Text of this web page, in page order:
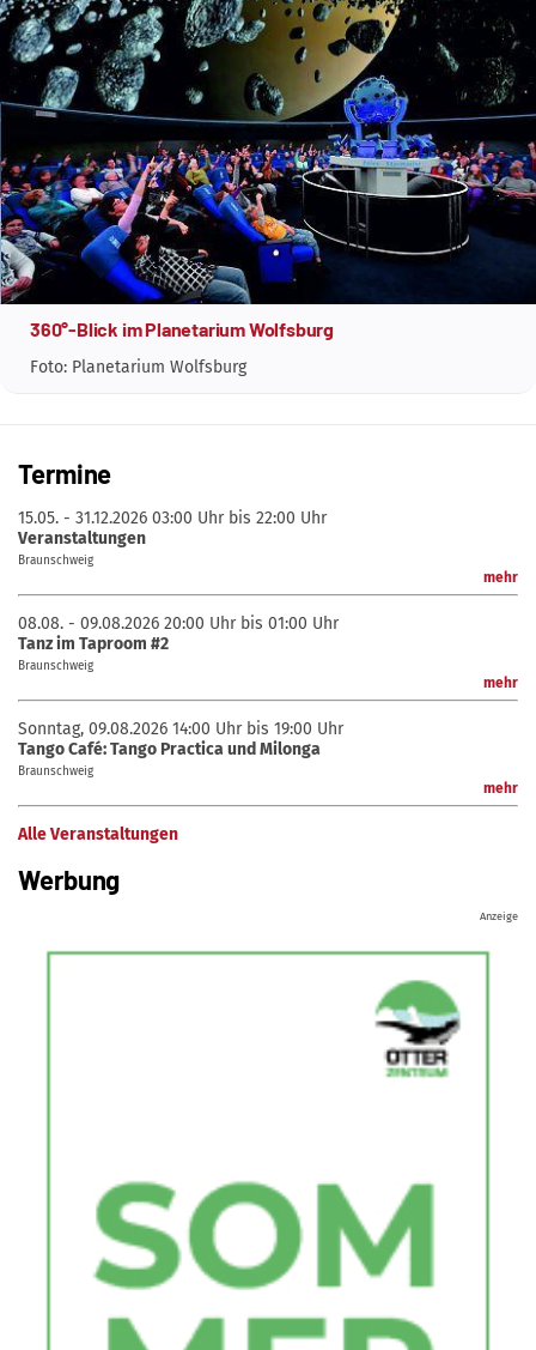
360°-Blick im Planetarium Wolfsburg
Foto: Planetarium Wolfsburg
Termine
15.05. - 31.12.2026 03:00 Uhr bis 22:00 Uhr
Veranstaltungen
Braunschweig
mehr
08.08. - 09.08.2026 20:00 Uhr bis 01:00 Uhr
Tanz im Taproom #2
Braunschweig
mehr
Sonntag, 09.08.2026 14:00 Uhr bis 19:00 Uhr
Tango Café: Tango Practica und Milonga
Braunschweig
mehr
Alle Veranstaltungen
Werbung
Anzeige